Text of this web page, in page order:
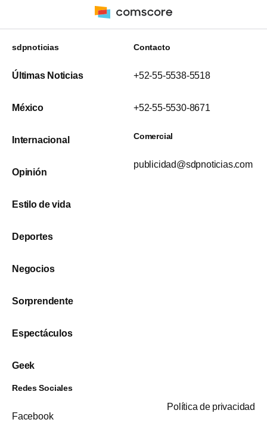
sdpnoticias
Últimas Noticias
México
Internacional
Opinión
Estilo de vida
Deportes
Negocios
Sorprendente
Espectáculos
Geek
Contacto
+52-55-5538-5518
+52-55-5530-8671
Comercial
publicidad@sdpnoticias.com
Redes Sociales
Facebook
Política de privacidad